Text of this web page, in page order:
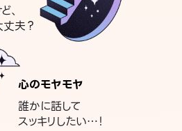
、
夫？
心のモヤモヤ
誰かに話して
スッキリしたい…！